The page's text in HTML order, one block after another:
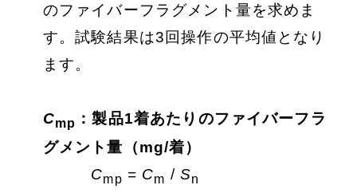
のファイバーフラグメント量を求めま
す。試験結果は3回操作の平均値となり
ます。
Cmp ：製品1着あたりのファイバーフラ
グメント量（mg/着）
Cmp = Cm / Sn